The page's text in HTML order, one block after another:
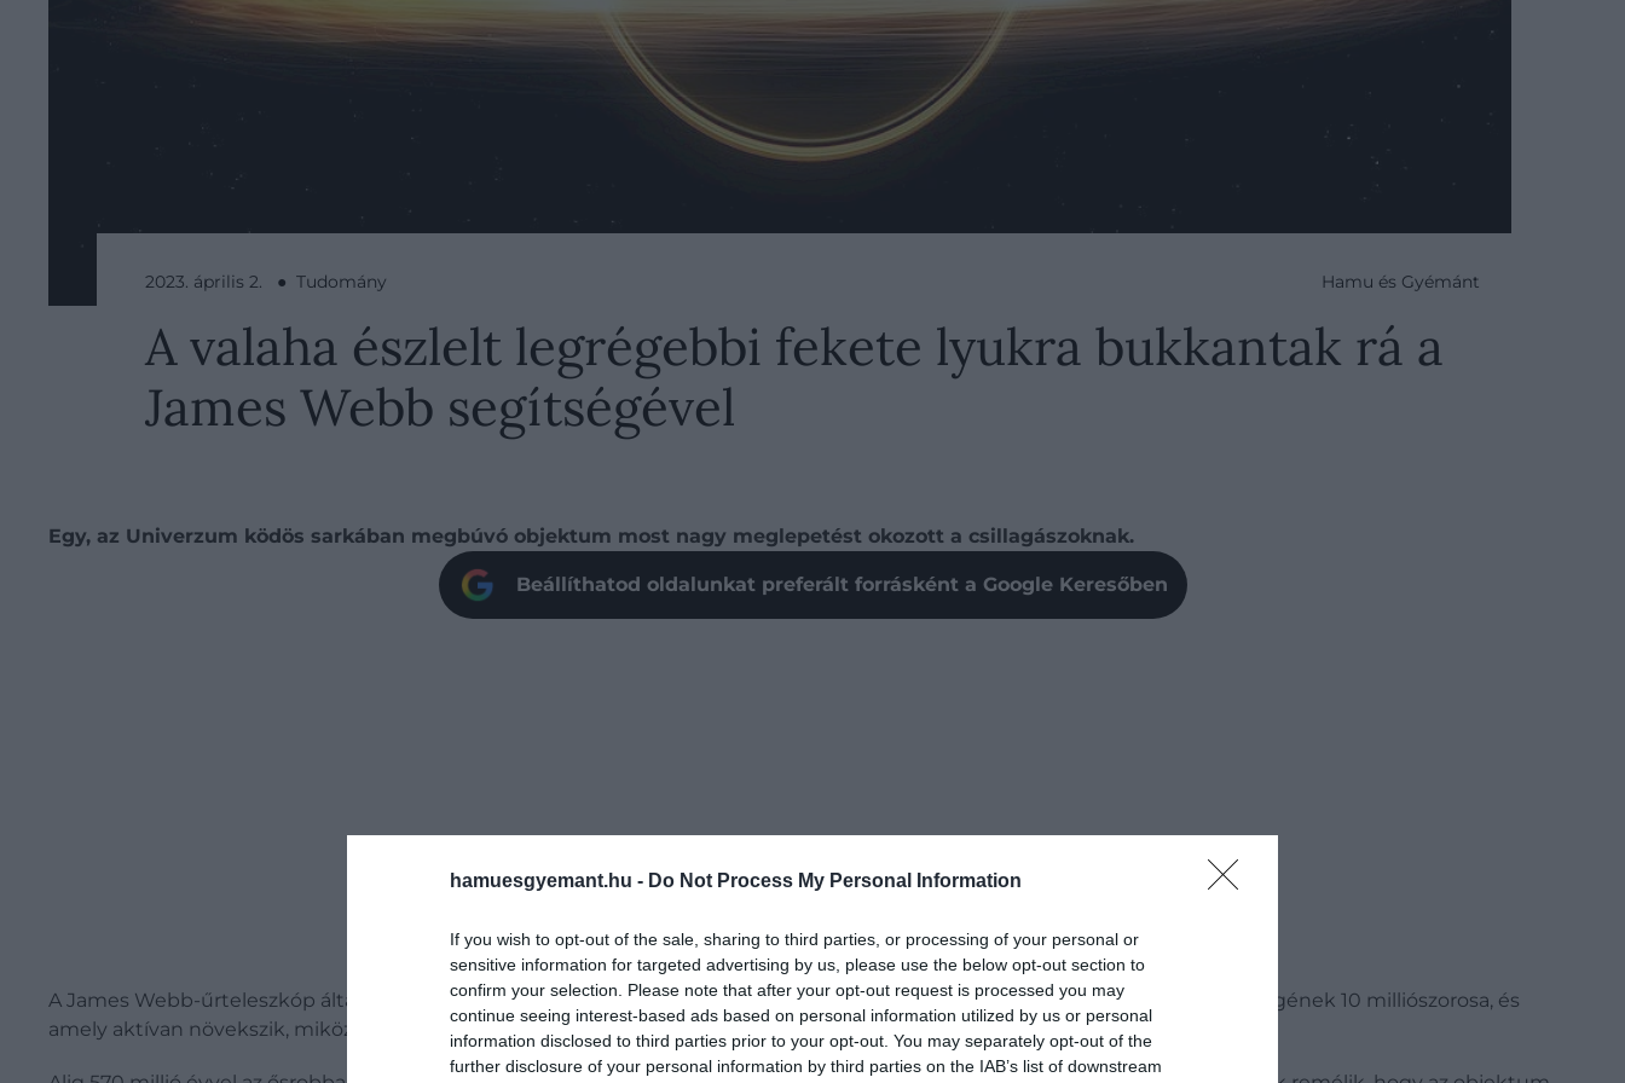
hamuesgyemant.hu - Do Not Process My Personal Information
If you wish to opt-out of the sale, sharing to third parties, or processing of your personal or
sensitive information for targeted advertising by us, please use the below opt-out section to
confirm your selection. Please note that after your opt-out request is processed you may
continue seeing interest-based ads based on personal information utilized by us or personal
information disclosed to third parties prior to your opt-out. You may separately opt-out of the
further disclosure of your personal information by third parties on the IAB’s list of downstream
2023. április 2. ● Tudomány Hamu és Gyémánt
A valaha észlelt legrégebbi fekete lyukra bukkantak rá a
James Webb segítségével
Egy, az Univerzum ködös sarkában megbúvó objektum most nagy meglepetést okozott a csillagászoknak.
Beállíthatod oldalunkat preferált forrásként a Google Keresőben
A James Webb-űrteleszkóp által gyűjtött megfigyelések egy aktív szupermasszív fekete lyukat mutattak ki, amely a Nap tömegének 10 milliószorosa, és
amely aktívan növekszik, miközben anyagot szippant fel a körülötte lévő űrből.